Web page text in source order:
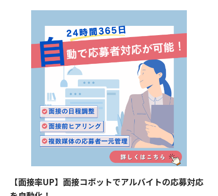
【面接率UP】面接コボットでアルバイトの応募対応